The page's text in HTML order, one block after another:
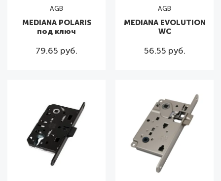
AGB
MEDIANA POLARIS
под ключ
79.65 руб.
AGB
MEDIANA EVOLUTION
WC
56.55 руб.